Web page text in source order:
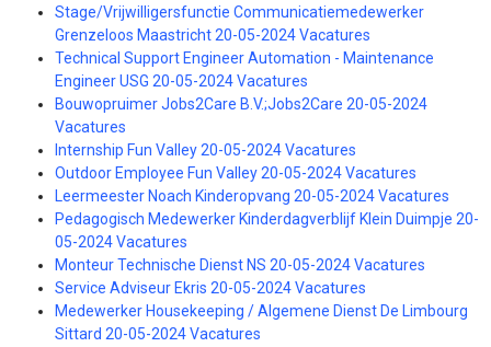
Stage/Vrijwilligersfunctie Communicatiemedewerker
Grenzeloos Maastricht 20-05-2024 Vacatures
Technical Support Engineer Automation - Maintenance
Engineer USG 20-05-2024 Vacatures
Bouwopruimer Jobs2Care B.V.;Jobs2Care 20-05-2024
Vacatures
Internship Fun Valley 20-05-2024 Vacatures
Outdoor Employee Fun Valley 20-05-2024 Vacatures
Leermeester Noach Kinderopvang 20-05-2024 Vacatures
Pedagogisch Medewerker Kinderdagverblijf Klein Duimpje 20-
05-2024 Vacatures
Monteur Technische Dienst NS 20-05-2024 Vacatures
Service Adviseur Ekris 20-05-2024 Vacatures
Medewerker Housekeeping / Algemene Dienst De Limbourg
Sittard 20-05-2024 Vacatures